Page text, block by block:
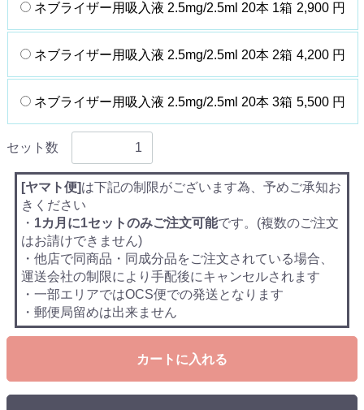
ネブライザー用吸入液 2.5mg/2.5ml 20本 1箱 2,900 円
ネブライザー用吸入液 2.5mg/2.5ml 20本 2箱 4,200 円
ネブライザー用吸入液 2.5mg/2.5ml 20本 3箱 5,500 円
セット数
[ヤマト便]は下記の制限がございます為、予めご承知お
きください
・ 1カ月に1セットのみご注文可能です。(複数のご注文
はお請けできません)
・他店で同商品・同成分品をご注文されている場合、
運送会社の制限により手配後にキャンセルされます
・一部エリアではOCS便での発送となります
・郵便局留めは出来ません
カートに入れる